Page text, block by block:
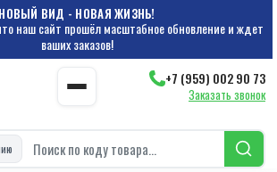
НОВЫЙ ВИД - НОВАЯ ЖИЗНЬ!
наш сайт прошёл масштабное обновление и ждет
ваших заказов!
+7 (959) 002 90 73
Заказать звонок